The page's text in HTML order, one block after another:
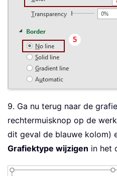
9. Ga nu terug naar de
rechtermuisknop op de
dit geval de blauwe kolom)
Grafiektype wijzigen in het